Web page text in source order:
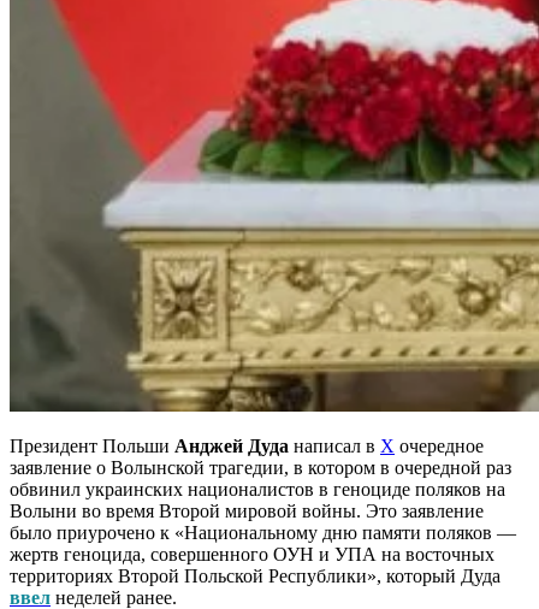
Президент Польши Анджей Дуда написал в Х очередное
заявление о Волынской трагедии, в котором в очередной раз
обвинил украинских националистов в геноциде поляков на
Волыни во время Второй мировой войны. Это заявление
было приурочено к «Национальному дню памяти поляков —
жертв геноцида, совершенного ОУН и УПА на восточных
территориях Второй Польской Республики», который Дуда
ввел неделей ранее.